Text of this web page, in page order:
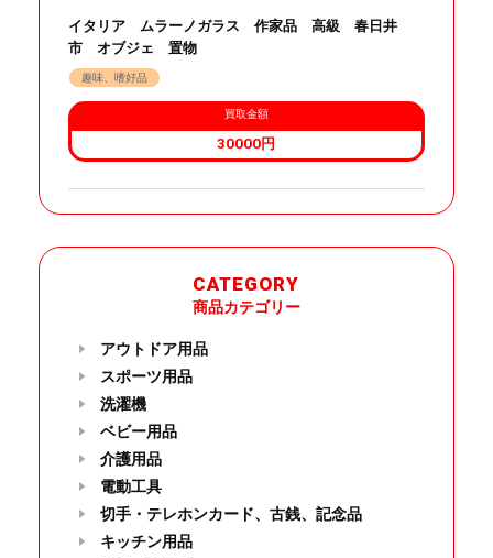
イタリア ムラーノガラス 作家品 高級 春日井
市 オブジェ 置物
趣味、嗜好品
買取金額
30000円
CATEGORY
商品カテゴリー
アウトドア用品
スポーツ用品
洗濯機
ベビー用品
介護用品
電動工具
切手・テレホンカード、古銭、記念品
キッチン用品